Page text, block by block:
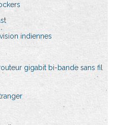
indiennes
gigabit bi-bande sans fil